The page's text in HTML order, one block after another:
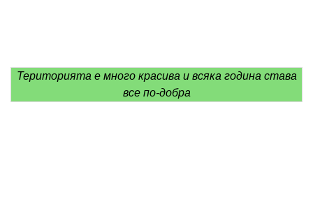
Територията е много красива и всяка година става
все по-добра